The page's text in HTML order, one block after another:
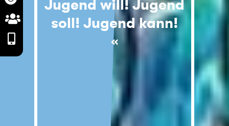
Jugend will! Jugend
soll! Jugend kann!